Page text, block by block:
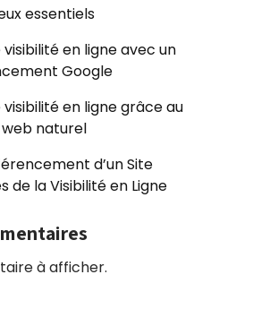
essentiels
en ligne avec un
Google
en ligne grâce au
naturel
d’un Site
de la Visibilité en Ligne
à afficher.